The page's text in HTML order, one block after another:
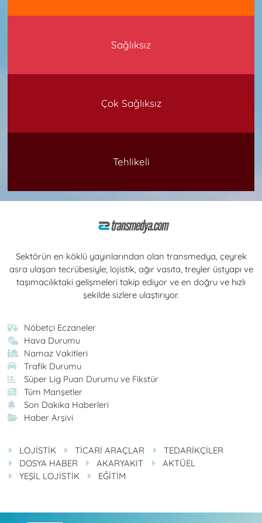
Sağlıksız
Çok Sağlıksız
Tehlikeli
Sektörün en köklü yayınlarından olan transmedya, çeyrek
asra ulaşan tecrübesiyle; lojistik, ağır vasıta, treyler üstyapı ve
taşımacılıktaki gelişmeleri takip ediyor ve en doğru ve hızlı
şekilde sizlere ulaştırıyor.
Nöbetçi Eczaneler
Hava Durumu
Namaz Vakitleri
Trafik Durumu
Süper Lig Puan Durumu ve Fikstür
Tüm Manşetler
Son Dakika Haberleri
Haber Arşivi
LOJİSTİK TİCARİ ARAÇLAR
TEDARİKÇİLER
DOSYA HABER
AKARYAKIT
AKTÜEL
YEŞİL LOJİSTİK
EĞİTİM